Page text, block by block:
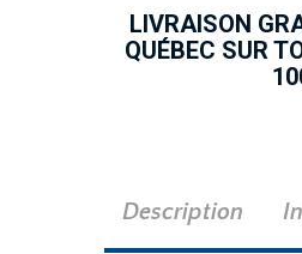
LIVRAISON
QUÉBEC SUR
Description